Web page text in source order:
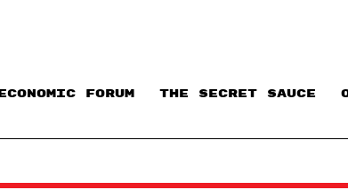
ECONOMIC FORUM THE SECRET SAUCE​